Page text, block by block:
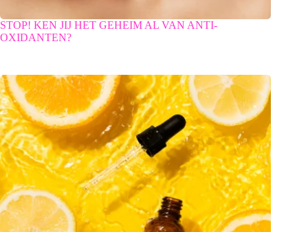
STOP! KEN JIJ HET GEHEIM AL VAN ANTI-
OXIDANTEN?